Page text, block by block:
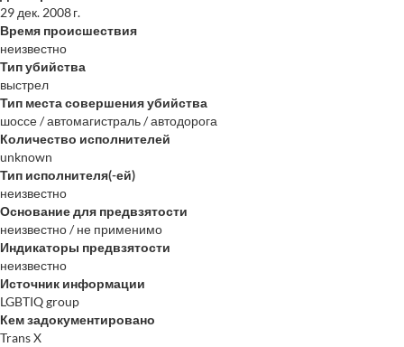
29 дек. 2008 г.
Время происшествия
неизвестно
Тип убийства
выстрел
Тип места совершения убийства
шоссе / автомагистраль / автодорога
Количество исполнителей
unknown
Тип исполнителя(-ей)
неизвестно
Основание для предвзятости
неизвестно / не применимо
Индикаторы предвзятости
неизвестно
Источник информации
LGBTIQ group
Кем задокументировано
Trans X